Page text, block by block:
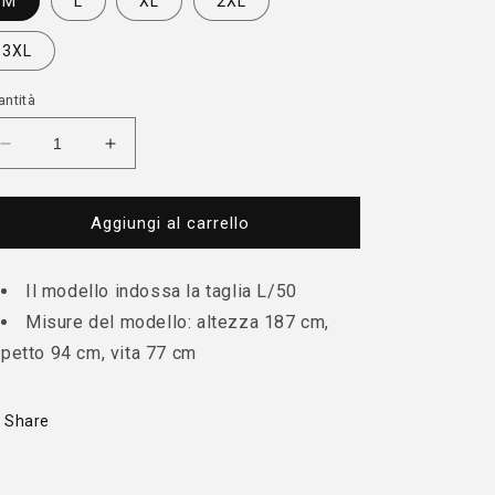
3XL
Diminuisci
quantità
per
spalmato
Aumenta
quantità
per
Bomber
spalmato
Aggiungi al carrello
Il modello indossa la taglia L/50
Misure del modello: altezza 187 cm,
petto 94 cm, vita 77 cm
Share